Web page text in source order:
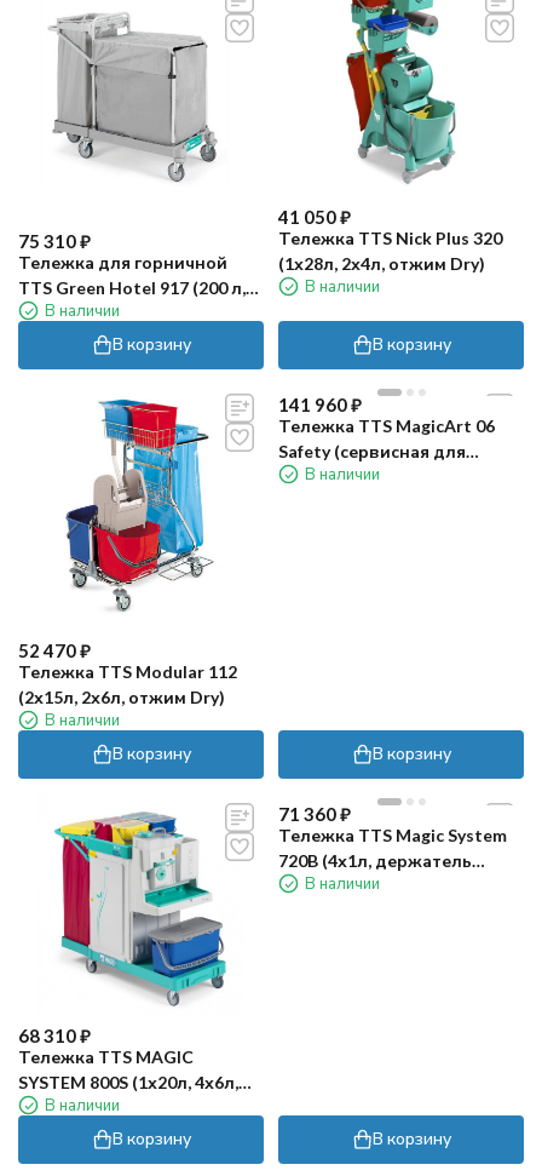
75 310₽
Тележка для горничной
TTS Green Hotel 917 (200 л,
серый)
В наличии
В корзину
41 050₽
Тележка TTS Nick Plus 320
(1х28л, 2х4л, отжим Dry)
В наличии
В корзину
52 470₽
Тележка TTS Modular 112
(2х15л, 2х6л, отжим Dry)
В наличии
В корзину
141 960₽
Тележка TTS MagicArt 06
Safety (сервисная для
отелей, принт)
В наличии
В корзину
68 310₽
Тележка TTS MAGIC
SYSTEM 800S (1х20л, 4х6л,
для дезинфекции)
В наличии
В корзину
71 360₽
Тележка TTS Magic System
720B (4х1л, держатель
мешка 120л)
В наличии
В корзину